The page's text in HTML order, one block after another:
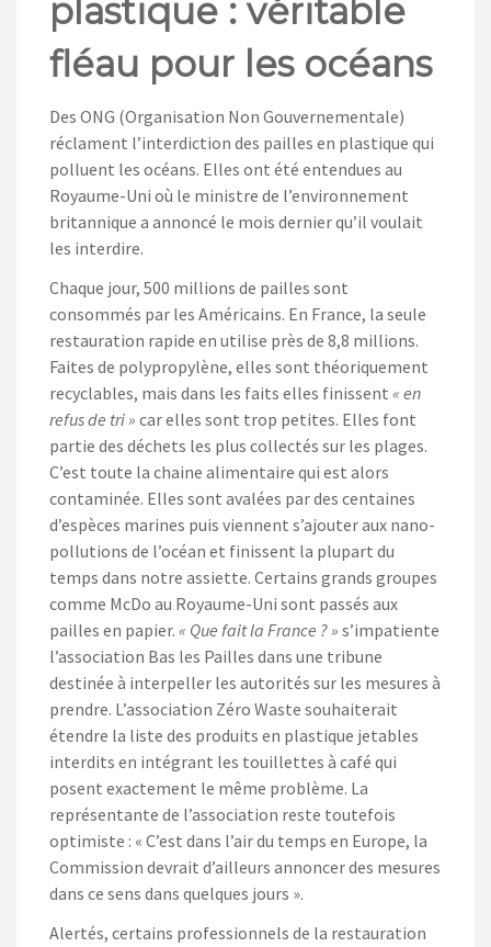
NOS ACTIONS
CONTACT
plastique : véritable
fléau pour les océans
Des ONG (Organisation Non Gouvernementale)
réclament l’interdiction des pailles en plastique qui
polluent les océans. Elles ont été entendues au
Royaume-Uni où le ministre de l’environnement
britannique a annoncé le mois dernier qu’il voulait
les interdire.
Chaque jour, 500 millions de pailles sont
consommés par les Américains. En France, la seule
restauration rapide en utilise près de 8,8 millions.
Faites de polypropylène, elles sont théoriquement
recyclables, mais dans les faits elles finissent « en
refus de tri » car elles sont trop petites. Elles font
partie des déchets les plus collectés sur les plages.
C’est toute la chaine alimentaire qui est alors
contaminée. Elles sont avalées par des centaines
d’espèces marines puis viennent s’ajouter aux nano-
pollutions de l’océan et finissent la plupart du
temps dans notre assiette. Certains grands groupes
comme McDo au Royaume-Uni sont passés aux
pailles en papier. « Que fait la France ? » s’impatiente
l’association Bas les Pailles dans une tribune
destinée à interpeller les autorités sur les mesures à
prendre. L’association Zéro Waste souhaiterait
étendre la liste des produits en plastique jetables
interdits en intégrant les touillettes à café qui
posent exactement le même problème. La
représentante de l’association reste toutefois
optimiste : « C’est dans l’air du temps en Europe, la
Commission devrait d’ailleurs annoncer des mesures
dans ce sens dans quelques jours ».
Alertés, certains professionnels de la restauration